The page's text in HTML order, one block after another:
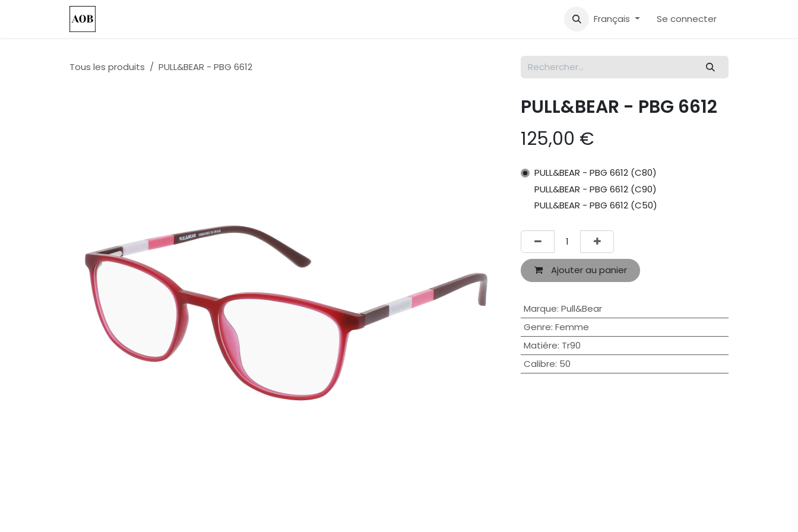
Se rendre au contenu
Français Se connecter
Tous les produits PULL&BEAR - PBG 6612
PULL&BEAR - PBG 6612
125,00 €
PULL&BEAR - PBG 6612 (C80)
PULL&BEAR - PBG 6612 (C90)
PULL&BEAR - PBG 6612 (C50)
Ajouter au panier
Marque: Pull&Bear
Genre: Femme
Matiére: Tr90
Calibre: 50